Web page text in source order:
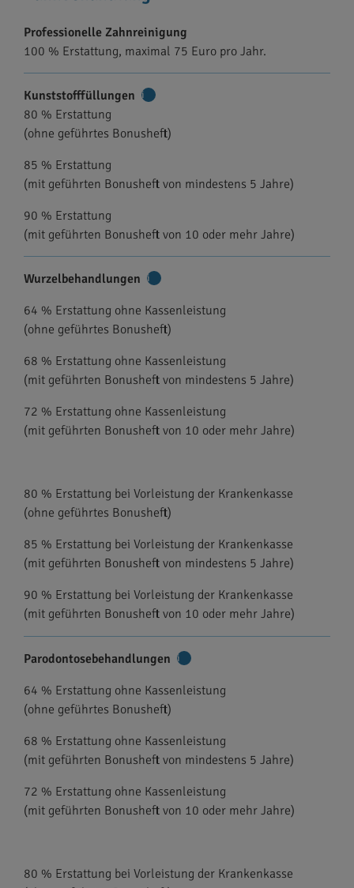
Professionelle Zahnreinigung
100 % Erstattung, maximal 75 Euro pro Jahr.
Kunststofffüllungen
80 % Erstattung
(ohne geführtes Bonusheft)
85 % Erstattung
(mit geführten Bonusheft von mindestens 5 Jahre)
90 % Erstattung
(mit geführten Bonusheft von 10 oder mehr Jahre)
Wurzelbehandlungen
64 % Erstattung ohne Kassenleistung
(ohne geführtes Bonusheft)
68 % Erstattung ohne Kassenleistung
(mit geführten Bonusheft von mindestens 5 Jahre)
72 % Erstattung ohne Kassenleistung
(mit geführten Bonusheft von 10 oder mehr Jahre)
80 % Erstattung bei Vorleistung der Krankenkasse
(ohne geführtes Bonusheft)
85 % Erstattung bei Vorleistung der Krankenkasse
(mit geführten Bonusheft von mindestens 5 Jahre)
90 % Erstattung bei Vorleistung der Krankenkasse
(mit geführten Bonusheft von 10 oder mehr Jahre)
Parodontosebehandlungen
64 % Erstattung ohne Kassenleistung
(ohne geführtes Bonusheft)
68 % Erstattung ohne Kassenleistung
(mit geführten Bonusheft von mindestens 5 Jahre)
72 % Erstattung ohne Kassenleistung
(mit geführten Bonusheft von 10 oder mehr Jahre)
80 % Erstattung bei Vorleistung der Krankenkasse